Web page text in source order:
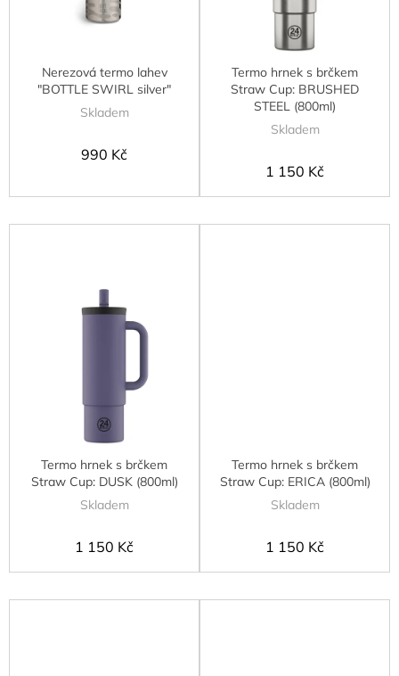
Nerezová termo lahev
"BOTTLE SWIRL silver"
Skladem
990 Kč
Termo hrnek s brčkem
Straw Cup: BRUSHED
STEEL (800ml)
Skladem
1 150 Kč
Termo hrnek s brčkem
Straw Cup: DUSK (800ml)
Skladem
1 150 Kč
Termo hrnek s brčkem
Straw Cup: ERICA (800ml)
Skladem
1 150 Kč